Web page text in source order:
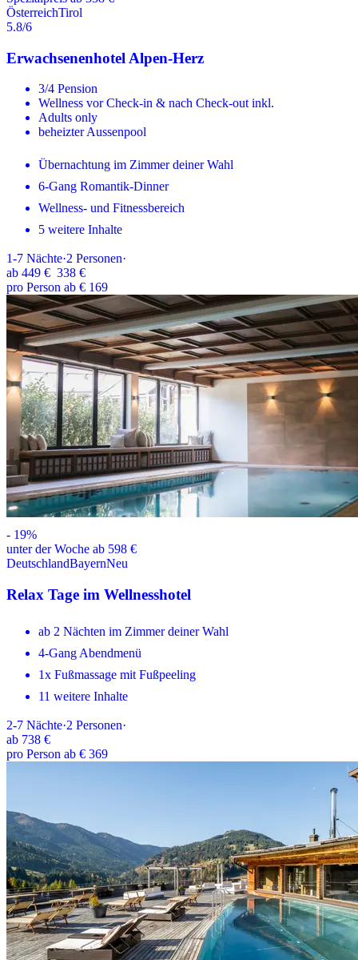
ÖsterreichTirol
5.8/6
Erwachsenenhotel Alpen-Herz
3/4 Pension
Wellness vor Check-in & nach Check-out inkl.
Adults only
beheizter Aussenpool
Übernachtung im Zimmer deiner Wahl
6-Gang Romantik-Dinner
Wellness- und Fitnessbereich
5 weitere Inhalte
1-7 Nächte·2 Personen·
ab 449 € 338 €
pro Person ab € 169
- 19%
unter der Woche ab 598 €
DeutschlandBayernNeu
Relax Tage im Wellnesshotel
ab 2 Nächten im Zimmer deiner Wahl
4-Gang Abendmenü
1x Fußmassage mit Fußpeeling
11 weitere Inhalte
2-7 Nächte·2 Personen·
ab 738 €
pro Person ab € 369